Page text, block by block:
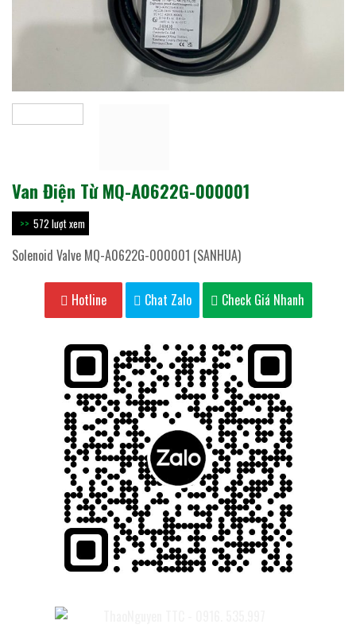
Van Điện Từ MQ-A0622G-000001
572 lượt xem
Solenoid Valve MQ-A0622G-000001 (SANHUA)
Hotline Chat Zalo Check Giá Nhanh